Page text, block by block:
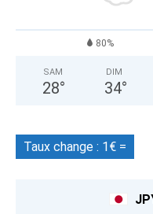
80%
SAM
28°
DIM
34°
Taux change : 1€ =